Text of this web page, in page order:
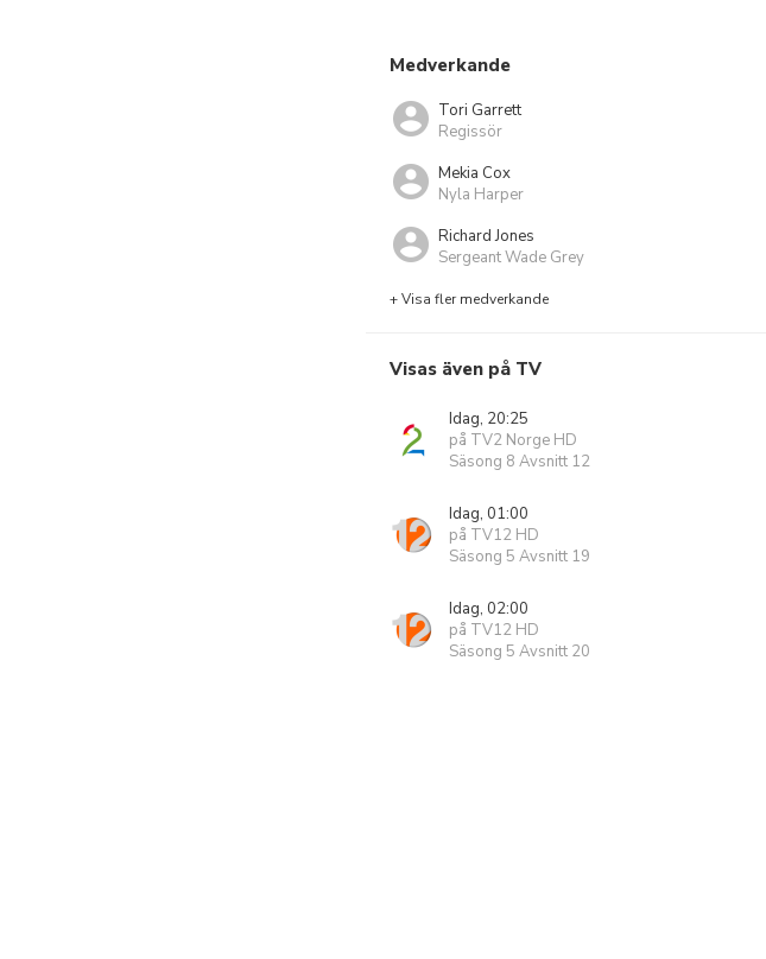
Medverkande
Tori Garrett
Regissör
Mekia Cox
Nyla Harper
Richard Jones
Sergeant Wade Grey
+ Visa fler medverkande
Visas även på TV
Idag, 20:25
på TV2 Norge HD
Säsong 8 Avsnitt 12
Idag, 01:00
på TV12 HD
Säsong 5 Avsnitt 19
Idag, 02:00
på TV12 HD
Säsong 5 Avsnitt 20